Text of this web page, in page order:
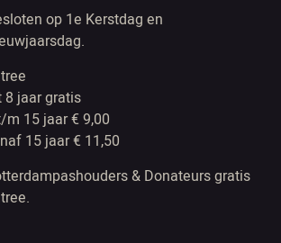
op 1e Kerstdag en
8 jaar gratis
m 15 jaar € 9,00
15 jaar € 11,50
& Donateurs gratis